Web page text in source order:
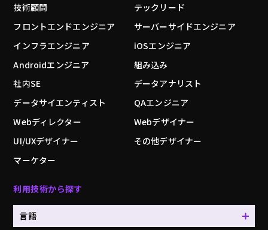
技術顧問
テックリード
フロントエンドエンジニア
サーバーサイドエンジニア
インフラエンジニア
iOSエンジニア
Androidエンジニア
組み込み
社内SE
データアナリスト
データサイエンティスト
QAエンジニア
Webディレクター
Webデザイナー
UI/UXデザイナー
その他デザイナー
マーケター
利用技術から探す
言語